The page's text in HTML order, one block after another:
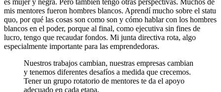
es mujer y negra. Pero también tengo otras perspectivas. Muchos de
mis mentores fueron hombres blancos. Aprendí mucho sobre el statu
quo, por qué las cosas son como son y cómo hablar con los hombres
blancos en el poder, porque al final, como ejecutiva sin fines de
lucro, tengo que recaudar fondos. Mi junta directiva rota, algo
especialmente importante para las emprendedoras.
Nuestros trabajos cambian, nuestras empresas cambian
y tenemos diferentes desafíos a medida que crecemos.
Tener un grupo rotatorio de mentores te da el apoyo
adecuado en cada etapa.